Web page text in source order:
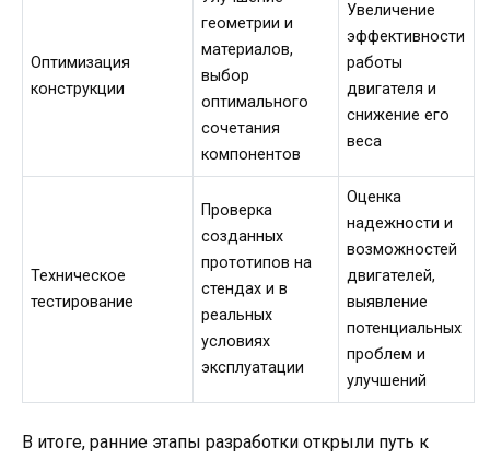
Оптимизация
конструкции
геометрии и
материалов,
выбор
оптимального
сочетания
компонентов
Увеличение
эффективности
работы
двигателя и
снижение его
веса
Техническое
тестирование
Проверка
созданных
прототипов на
стендах и в
реальных
условиях
эксплуатации
Оценка
надежности и
возможностей
двигателей,
выявление
потенциальных
проблем и
улучшений
В итоге, ранние этапы разработки открыли путь к